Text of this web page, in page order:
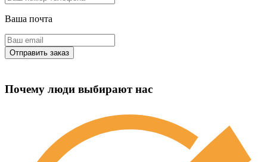
Ваша почта
Почему люди выбирают нас